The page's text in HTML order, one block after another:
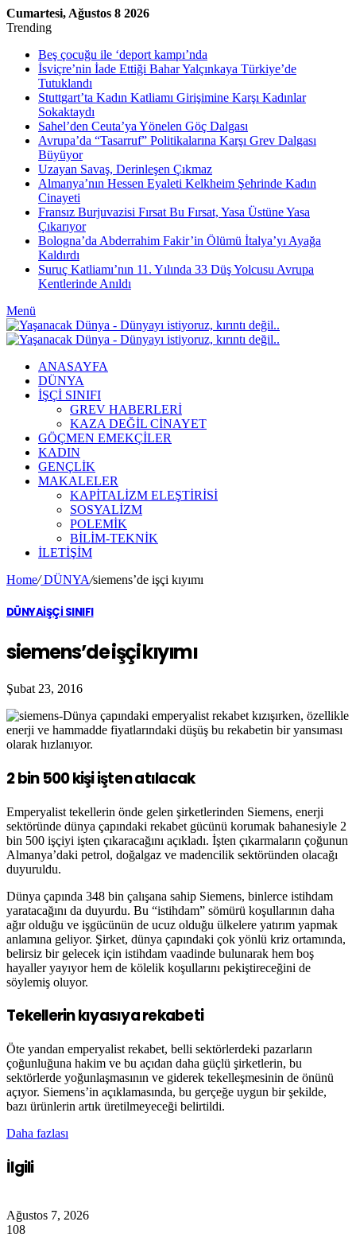
Cumartesi, Ağustos 8 2026
Trending
Beş çocuğu ile ‘deport kampı’nda
İsviçre’nin İade Ettiği Bahar Yalçınkaya Türkiye’de
Tutuklandı
Stuttgart’ta Kadın Katliamı Girişimine Karşı Kadınlar
Sokaktaydı
Sahel’den Ceuta’ya Yönelen Göç Dalgası
Avrupa’da “Tasarruf” Politikalarına Karşı Grev Dalgası
Büyüyor
Uzayan Savaş, Derinleşen Çıkmaz
Almanya’nın Hessen Eyaleti Kelkheim Şehrinde Kadın
Cinayeti
Fransız Burjuvazisi Fırsat Bu Fırsat, Yasa Üstüne Yasa
Çıkarıyor
Bologna’da Abderrahim Fakir’in Ölümü İtalya’yı Ayağa
Kaldırdı
Suruç Katliamı’nın 11. Yılında 33 Düş Yolcusu Avrupa
Kentlerinde Anıldı
Menü
ANASAYFA
DÜNYA
İŞÇİ SINIFI
GREV HABERLERİ
KAZA DEĞİL CİNAYET
GÖÇMEN EMEKÇİLER
KADIN
GENÇLİK
MAKALELER
KAPİTALİZM ELEŞTİRİSİ
SOSYALİZM
POLEMİK
BİLİM-TEKNİK
ILETIŞIM
Home/DÜNYA/siemens’de işçi kıyımı
DÜNYAİŞÇİ SINIFI
siemens’de işçi kıyımı
Şubat 23, 2016
Dünya çapındaki emperyalist rekabet kızışırken, özellikle
enerji ve hammadde fiyatlarındaki düşüş bu rekabetin bir yansıması
olarak hızlanıyor.
2 bin 500 kişi işten atılacak
Emperyalist tekellerin önde gelen şirketlerinden Siemens, enerji
sektöründe dünya çapındaki rekabet gücünü korumak bahanesiyle 2
bin 500 işçiyi işten çıkaracağını açıkladı. İşten çıkarmaların çoğunun
Almanya’daki petrol, doğalgaz ve madencilik sektöründen olacağı
duyuruldu.
Dünya çapında 348 bin çalışana sahip Siemens, binlerce istihdam
yaratacağını da duyurdu. Bu “istihdam” sömürü koşullarının daha
ağır olduğu ve işgücünün de ucuz olduğu ülkelere yatırım yapmak
anlamına geliyor. Şirket, dünya çapındaki çok yönlü kriz ortamında,
belirsiz bir gelecek için istihdam vaadinde bulunarak hem boş
hayaller yayıyor hem de kölelik koşullarını pekiştireceğini de
söylemiş oluyor.
Tekellerin kıyasıya rekabeti
Öte yandan emperyalist rekabet, belli sektörlerdeki pazarların
çoğunluğuna hakim ve bu açıdan daha güçlü şirketlerin, bu
sektörlerde yoğunlaşmasının ve giderek tekelleşmesinin de önünü
açıyor. Siemens’in açıklamasında, bu gerçeğe uygun bir şekilde,
bazı ürünlerin artık üretilmeyeceği belirtildi.
Daha fazlası
İlgili
Ağustos 7, 2026
108